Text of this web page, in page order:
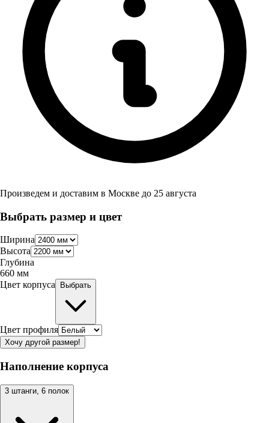
Произведем и доставим в Москве до 25 августа
Выбрать размер и цвет
Ширина
Высота
Глубина
660 мм
Цвет корпуса
Выбрать
Цвет профиля
Хочу другой размер!
Наполнение корпуса
3 штанги, 6 полок